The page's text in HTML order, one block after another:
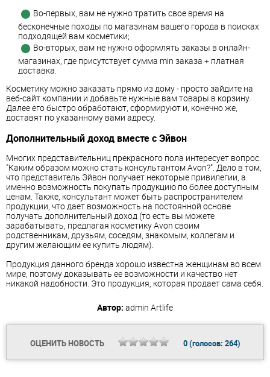
Во-первых, вам не нужно тратить свое время на
бесконечные походы по магазинам вашего города в поисках
подходящей вам косметики;
Во-вторых, вам не нужно оформлять заказы в онлайн-
магазинах, где присутствует сумма min заказа + платная
доставка.
Косметику можно заказать прямо из дому - просто зайдите на
веб-сайт компании и добавьте нужные вам товары в корзину.
Далее его быстро обработают, сформируют и, конечно же,
доставят по указанному вами адресу.
Дополнительный доход вместе с Эйвон
Многих представительниц прекрасного пола интересует вопрос:
"Каким образом можно стать консультантом Avon?". Дело в том,
что представитель Эйвон получает некоторые привилегии, а
именно возможность покупать продукцию по более доступным
ценам. Также, консультант может быть распространителем
продукции, что дает возможность на постоянной основе
получать дополнительный доход (то есть вы можете
зарабатывать, предлагая косметику Avon своим
родственникам, друзьям, соседям, знакомым, коллегам и
другим желающим ее купить людям).
Продукция данного бренда хорошо известна женщинам во всем
мире, поэтому доказывать ее возможности и качество нет
никакой надобности. Это продукция, которая продает сама себя.
Автор: admin Artlife
ОЦЕНИТЬ НОВОСТЬ 0(голосов: 264)